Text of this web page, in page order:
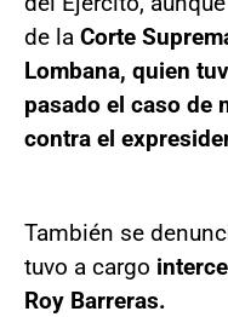
de la Corte
Lombana, quien
pasado el caso de
contra el
También se
tuvo a cargo
Roy Barreras.